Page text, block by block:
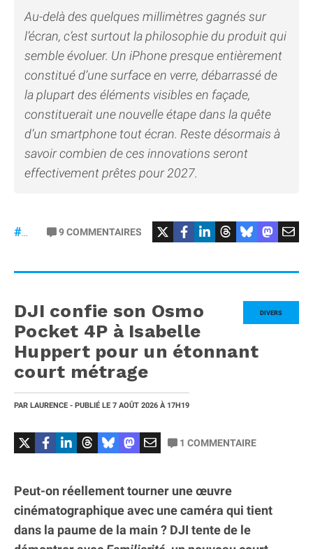
Au-delà des quelques millimètres gagnés sur
l’écran, c’est surtout la philosophie du produit qui
semble évoluer. Un iPhone presque entièrement
constitué d’une surface en verre, débarrassé de
la plupart des éléments visibles en façade,
constituerait une nouvelle étape dans la quête
d’un smartphone tout écran. Reste désormais à
savoir combien de ces innovations seront
effectivement prêtes pour 2027.
9COMMENTAIRES
DIVERS
DJI confie son Osmo
Pocket 4P à Isabelle
Huppert pour un étonnant
court métrage
PAR LAURENCE - PUBLIÉ LE 7 AOÛT 2026 À 17H19
1 COMMENTAIRE
Peut-on réellement tourner une œuvre
cinématographique avec une caméra qui tient
dans la paume de la main ? DJI tente de le